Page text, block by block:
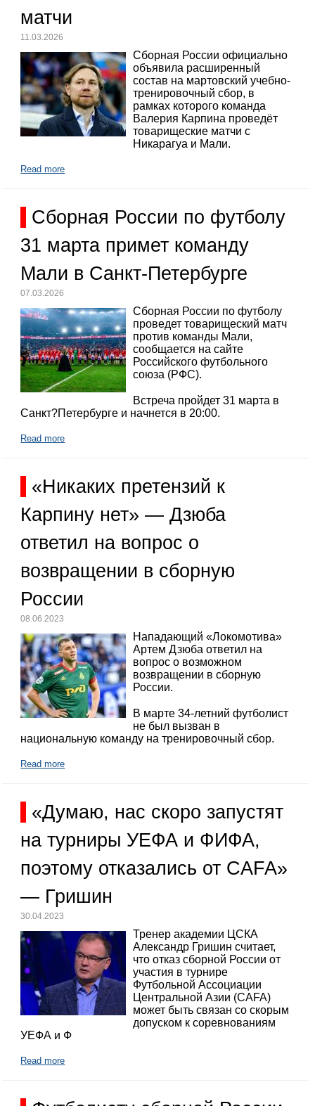
матчи
11.03.2026
Сборная России официально
объявила расширенный
состав на мартовский учебно-
тренировочный сбор, в
рамках которого команда
Валерия Карпина проведёт
товарищеские матчи с
Никарагуа и Мали.
Read more
Сборная России по футболу
31 марта примет команду
Мали в Санкт-Петербурге
07.03.2026
Сборная России по футболу
проведет товарищеский матч
против команды Мали,
сообщается на сайте
Российского футбольного
союза (РФС).
Встреча пройдет 31 марта в
Санкт?Петербурге и начнется в 20:00.
Read more
«Никаких претензий к
Карпину нет» — Дзюба
ответил на вопрос о
возвращении в сборную
России
08.06.2023
Нападающий «Локомотива»
Артем Дзюба ответил на
вопрос о возможном
возвращении в сборную
России.
В марте 34-летний футболист
не был вызван в
национальную команду на тренировочный сбор.
Read more
«Думаю, нас скоро запустят
на турниры УЕФА и ФИФА,
поэтому отказались от CAFA»
— Гришин
30.04.2023
Тренер академии ЦСКА
Александр Гришин считает,
что отказ сборной России от
участия в турнире
Футбольной Ассоциации
Центральной Азии (CAFA)
может быть связан со скорым
допуском к соревнованиям
УЕФА и Ф
Read more